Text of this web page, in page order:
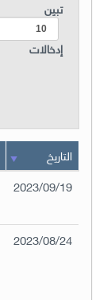
تبين
إدخالات
التاريخ
2023/09/19
2023/08/24